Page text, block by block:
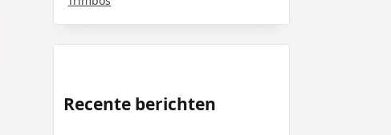
Recente berichten